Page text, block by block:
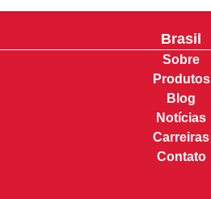
Brasil
Sobre
Produtos
Blog
Notícias
Carreiras
Contato